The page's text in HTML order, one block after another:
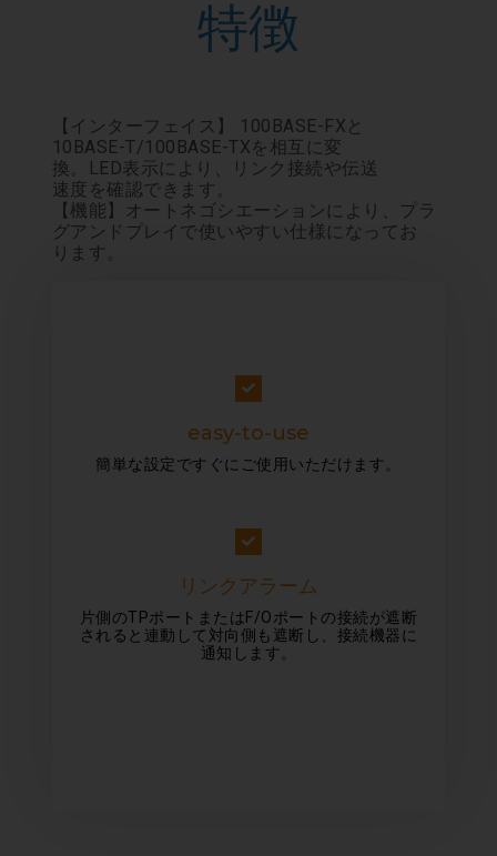
特徴
【インターフェイス】 100BASE-FXと
10BASE-T/100BASE-TXを相互に変
換。LED表示により、リンク接続や伝送
速度を確認できます。
【機能】オートネゴシエーションにより、プラ
グアンドプレイで使いやすい仕様になってお
ります。
easy-to-use
簡単な設定ですぐにご使用いただけます。
リンクアラーム
片側のTPポートまたはF/Oポートの接続が遮断
されると連動して対向側も遮断し、接続機器に
通知します。